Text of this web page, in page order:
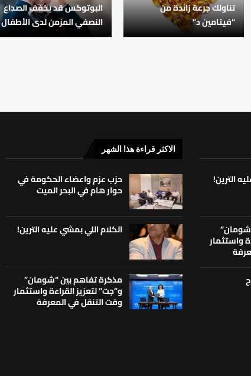
البوتوكس قد يخفف الصداع
النصفي المزمن لدى الأطفال
تناولك جرعة زائدة من
“فيتامين د”
الترين!
واستثمار
الاكثر قراءة هذا الشهر
حزب عزم واعضاء الحكومة في
حوار هام في البحر الميت
الكلام اللي بمشي عليه الترين!
مذكرة تفاهم بين “شومان”
و”جت” لتعزيز القراءة واستثمار
وقت التنقل في المعرفة